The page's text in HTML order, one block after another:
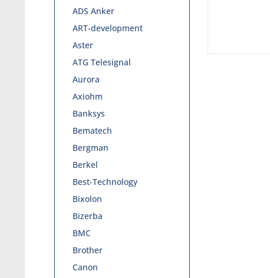
ADS Anker
ART-development
Aster
ATG Telesignal
Aurora
Axiohm
Banksys
Bematech
Bergman
Berkel
Best-Technology
Bixolon
Bizerba
BMC
Brother
Canon